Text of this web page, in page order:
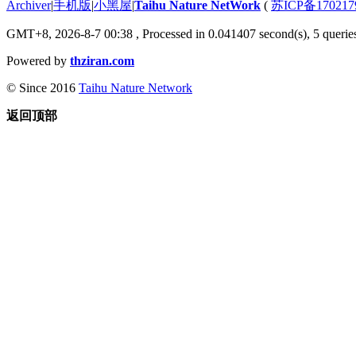
Archiver|手机版|小黑屋|Taihu Nature NetWork ( 苏ICP备
GMT+8, 2026-8-7 00:38 , Processed in 0.041407 second(s), 5
Powered by thziran.com
© Since 2016 Taihu Nature Network
返回顶部